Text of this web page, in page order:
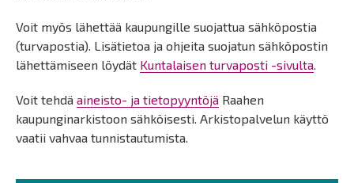
Voit myös lähettää kaupungille suojattua sähköpostia
(turvapostia). Lisätietoa ja ohjeita suojatun sähköpostin
lähettämiseen löydät Kuntalaisen turvaposti -sivulta.
Voit tehdä aineisto- ja tietopyyntöjä Raahen
kaupunginarkistoon sähköisesti. Arkistopalvelun käyttö
vaatii vahvaa tunnistautumista.